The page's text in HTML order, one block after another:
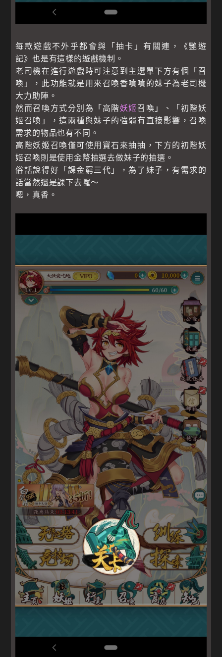
每款遊戲不外乎都會與「抽卡」有關連，《艷遊
記》也是有這樣的遊戲機制。
老司機在進行遊戲時可注意到主選單下方有個「召
喚」，此功能就是用來召喚香噴噴的妹子為老司機
大力助陣。
然而召喚方式分別為「高階妖姬召喚」、「初階妖
姬召喚」，這兩種與妹子的強弱有直接影響，召喚
需求的物品也有不同。
高階妖姬召喚僅可使用寶石來抽抽，下方的初階妖
姬召喚則是使用金幣抽選去做妹子的抽選。
俗話說得好「課金窮三代」，為了妹子，有需求的
話當然還是課下去囉～
嗯，真香。